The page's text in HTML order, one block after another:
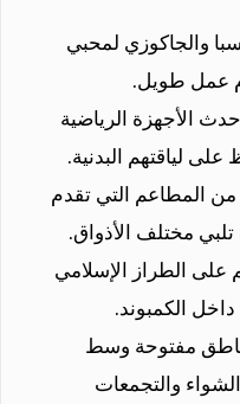
والجاكوزي لمحبي
عمل طويل.
الأجهزة الرياضية
لياقتهم البدنية.
المطاعم التي تقدم
مختلف الأذواق.
الطراز الإسلامي
الكمبوند.
مفتوحة وسط
والتجمعات